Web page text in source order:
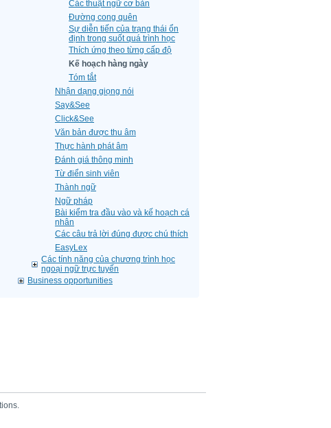
Các thuật ngữ cơ bản
Đường cong quên
Sự diễn tiến của trạng thái ổn
định trong suốt quá trình học
Thích ứng theo từng cấp độ
Kế hoạch hàng ngày
Tóm tắt
Nhận dạng giọng nói
Say&See
Click&See
Văn bản được thu âm
Thực hành phát âm
Đánh giá thông minh
Từ điển sinh viên
Thành ngữ
Ngữ pháp
Bài kiểm tra đầu vào và kế hoạch cá
nhân
Các câu trả lời đúng được chú thích
EasyLex
Các tính năng của chương trình học
ngoại ngữ trực tuyến
Business opportunities